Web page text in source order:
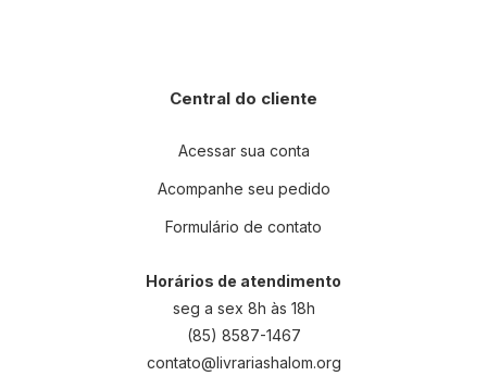
Central do cliente
Acessar sua conta
Acompanhe seu pedido
Formulário de contato
Horários de atendimento
seg a sex 8h às 18h
(85) 8587-1467
contato@livrariashalom.org